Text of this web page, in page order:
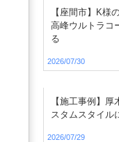
【座間市】K様
高峰ウルトラコ
る
2026/07/30
【施工事例】
スタムスタイル
2026/07/29